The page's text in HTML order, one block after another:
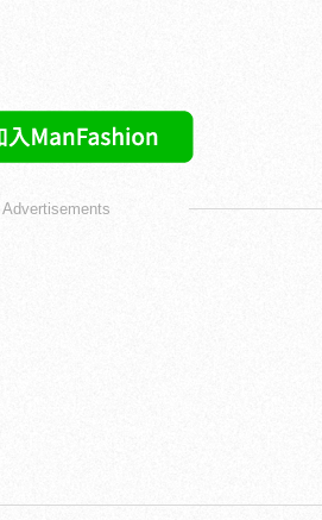
Advertisements